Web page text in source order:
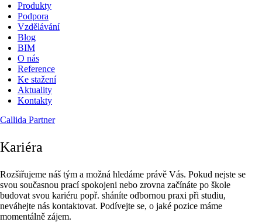
Produkty
Podpora
Vzdělávání
Blog
BIM
O nás
Reference
Ke stažení
Aktuality
Kontakty
Callida Partner
Kariéra
Rozšiřujeme náš tým a možná hledáme právě Vás. Pokud nejste se
svou současnou prací spokojeni nebo zrovna začínáte po škole
budovat svou kariéru popř. sháníte odbornou praxi při studiu,
neváhejte nás kontaktovat. Podívejte se, o jaké pozice máme
momentálně zájem.